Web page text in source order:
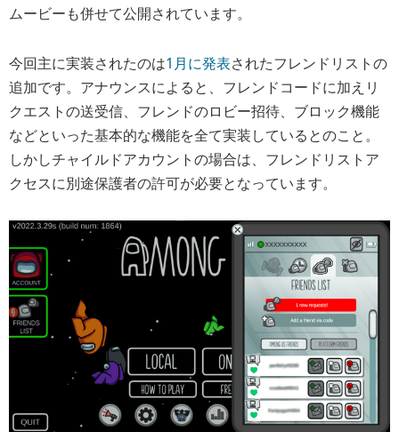
ムービーも併せて公開されています。
今回主に実装されたのは1月に発表されたフレンドリストの
追加です。アナウンスによると、フレンドコードに加えリ
クエストの送受信、フレンドのロビー招待、ブロック機能
などといった基本的な機能を全て実装しているとのこと。
しかしチャイルドアカウントの場合は、フレンドリストア
クセスに別途保護者の許可が必要となっています。